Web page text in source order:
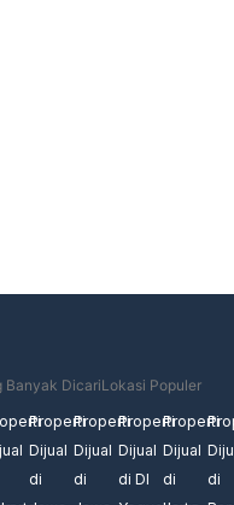
Banyak DicariLokasi Populer
Properti
Dijual
di
Properti
Dijual
di
Properti
Dijual
di DI
Properti
Dijual
di
di